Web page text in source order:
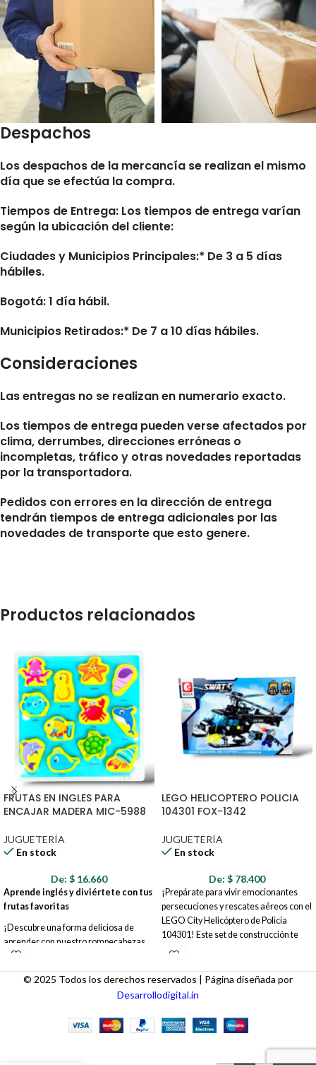
Despachos
Los despachos de la mercancía se realizan el mismo
día que se efectúa la compra.
Tiempos de Entrega: Los tiempos de entrega varían
según la ubicación del cliente:
Ciudades y Municipios Principales:* De 3 a 5 días
hábiles.
Bogotá: 1 día hábil.
Municipios Retirados:* De 7 a 10 días hábiles.
Consideraciones
Las entregas no se realizan en numerario exacto.
Los tiempos de entrega pueden verse afectados por
clima, derrumbes, direcciones erróneas o
incompletas, tráfico y otras novedades reportadas
por la transportadora.
Pedidos con errores en la dirección de entrega
tendrán tiempos de entrega adicionales por las
novedades de transporte que esto genere.
Productos relacionados
FRUTAS EN INGLES PARA
ENCAJAR MADERA MIC-5988
JUGUETERÍA
En stock
De: $ 16.660
Aprende inglés y diviértete con tus
frutas favoritas
¡Descubre una forma deliciosa de
aprender con nuestro rompecabezas
de madera de frutas! Diseñado para
inspirar tanto el aprendizaje de inglés
como el amor por las frutas, este
colorido rompecabezas es perfecto
LEGO HELICOPTERO POLICIA
104301 FOX-1342
JUGUETERÍA
En stock
De: $ 78.400
¡Prepárate para vivir emocionantes
persecuciones y rescates aéreos con el
LEGO City Helicóptero de Policía
104301! Este set de construcción te
permite crear un helicóptero de policía
mantener la ley y el orden en LEGO
City desde el aire. ¡Únete a la fuerza
© 2025 Todos los derechos reservados | Página diseñada por
Desarrollodigital.in